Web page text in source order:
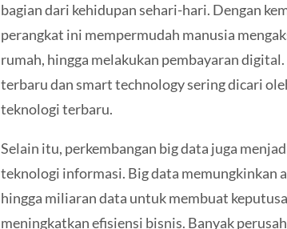
bagian dari kehidupan sehari-hari. Dengan
perangkat ini mempermudah manusia
rumah, hingga melakukan pembayaran
terbaru dan smart technology sering dicari
teknologi terbaru.
Selain itu, perkembangan big data juga
teknologi informasi. Big data memungkinkan
hingga miliaran data untuk membuat
meningkatkan efisiensi bisnis. Banyak